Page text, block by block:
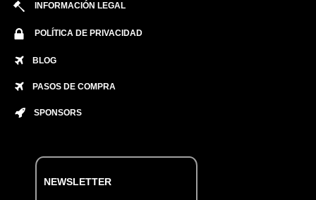
INFORMACIÓN LEGAL
POLÍTICA DE PRIVACIDAD
BLOG
PASOS DE COMPRA
SPONSORS
NEWSLETTER